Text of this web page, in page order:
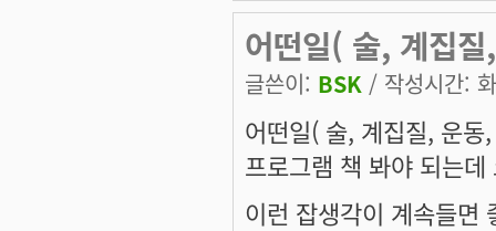
어떤일( 술, 계집질,
글쓴이: BSK / 작성시간:
어떤일( 술, 계집질, 운
프로그램 책 봐야 되는
이런 잡생각이 계속들면